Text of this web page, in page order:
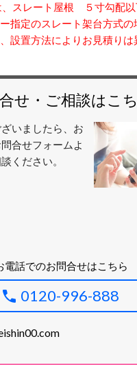
、スレート屋根 ５寸勾配
指定のスレート架台方式の
設置方法によりお見積りは
せ・ご相談はこ
いましたら、お
合せフォームよ
ください。
電話でのお問合せはこちら
0120-996-888